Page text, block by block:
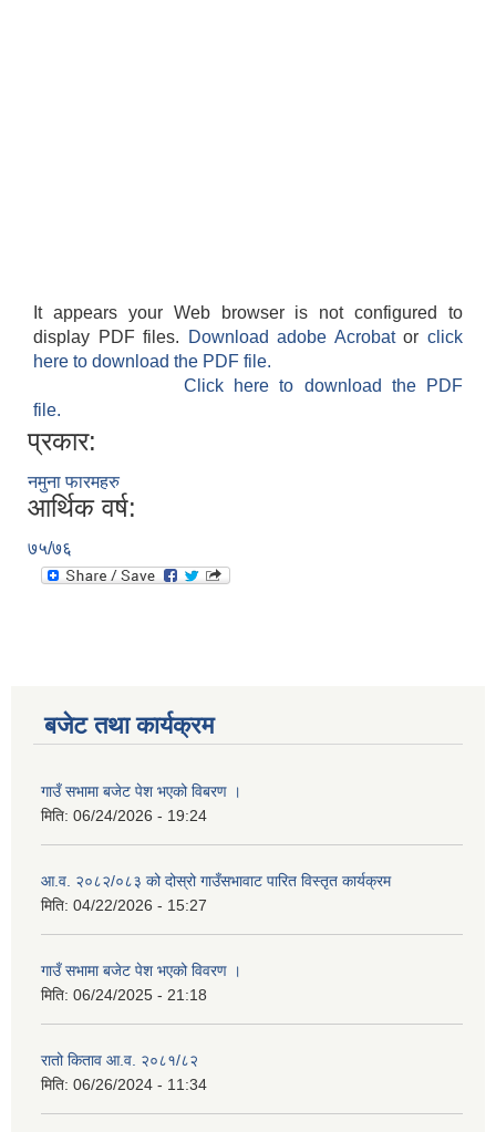
It appears your Web browser is not configured to
display PDF files.
Download adobe Acrobatorclick
here to download the PDF file.
Click here to download the PDF
file.
प्रकार:
नमुना फारमहरु
आर्थिक वर्ष:
७५/७६
बजेट तथा कार्यक्रम
गाउँ सभामा बजेट पेश भएको विबरण ।
मिति: 06/24/2026 - 19:24
आ.व. २०८२/०८३ को दोस्रो गाउँसभावाट पारित विस्तृत कार्यक्रम
मिति: 04/22/2026 - 15:27
गाउँ सभामा बजेट पेश भएको विवरण ।
मिति: 06/24/2025 - 21:18
रातो किताव आ.व. २०८१/८२
मिति: 06/26/2024 - 11:34